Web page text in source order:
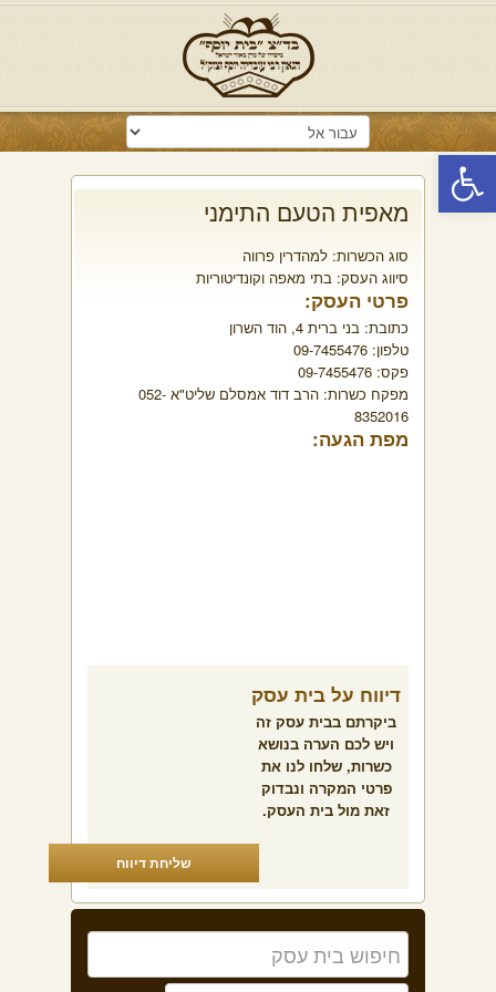
פתח סרגל נגישות
מאפית הטעם התימני
סוג הכשרות: למהדרין פרווה
סיווג העסק: בתי מאפה וקונדיטוריות
פרטי העסק:
כתובת: בני ברית 4, הוד השרון
טלפון: 09-7455476
פקס: 09-7455476
מפקח כשרות:
הרב דוד אמסלם שליט"א 052-
8352016
מפת הגעה:
דיווח על בית עסק
ביקרתם בבית עסק זה
ויש לכם הערה בנושא
כשרות, שלחו לנו את
פרטי המקרה ונבדוק
זאת מול בית העסק.
שליחת דיווח